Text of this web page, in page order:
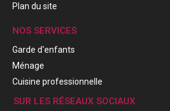
Plan du site
NOS SERVICES
Garde d'enfants
Ménage
Cuisine professionnelle
SUR LES RÉSEAUX SOCIAUX